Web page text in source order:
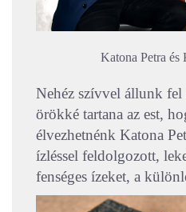
Katona Petra és
Nehéz szívvel állunk fel
örökké tartana az est,
élvezhetnénk Katona
ízléssel feldolgozott,
fenséges ízeket, a